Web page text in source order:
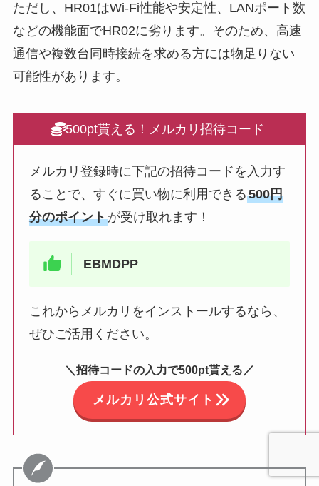
ただし、HR01はWi-Fi性能や安定性、LANポート数
などの機能面でHR02に劣ります。そのため、高速
通信や複数台同時接続を求める方には物足りない
可能性があります。
500pt貰える！メルカリ招待コード
メルカリ登録時に下記の招待コードを入力す
ることで、すぐに買い物に利用できる500円
分のポイントが受け取れます！
EBMDPP
これからメルカリをインストールするなら、
ぜひご活用ください。
＼招待コードの入力で500pt貰える／
メルカリ公式サイト